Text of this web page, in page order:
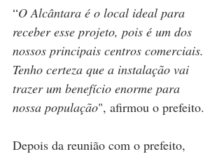
“O Alcântara é o local ideal para
receber esse projeto, pois é um dos
nossos principais centros comerciais.
Tenho certeza que a instalação vai
trazer um benefício enorme para
nossa população", afirmou o prefeito.
Depois da reunião com o prefeito,